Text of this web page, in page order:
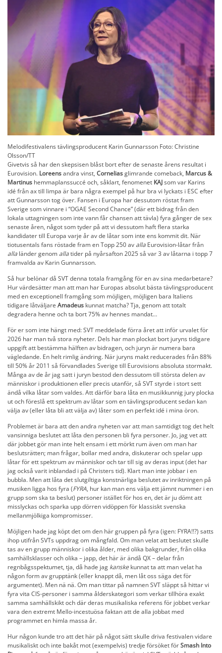
Melodifestivalens tävlingsproducent Karin Gunnarsson Foto: Christine
Olsson/TT
Givetvis så har den skepsisen blåst bort efter de senaste årens resultat i
Eurovision. Loreensandra vinst, Corneliasglimrande comeback, Marcus &
Martinus hemmaplanssuccé och, såklart, fenomenet KAJsom var Karins
idé från ax till limpa är bara några exempel på hur bra vi lyckats i ESC efter
att Gunnarsson tog över. Fansen i Europa har dessutom röstat fram
Sverige som vinnare i “OGAE Second Chance” (där ett bidrag från den
lokala uttagningen som inte vann får chansen att tävla) fyra gånger de sex
senaste åren, något som tyder på att vi dessutom haft flera starka
kandidater till Europa varje år av de låtar som inte ens kommit dit. När
tiotusentals fans röstade fram en Topp 250 av alla Eurovision-låtar från
alla länder genom allatider på nyårsafton 2025 så var 3 av låtarna i topp 7
framvalda av Karin Gunnarsson.
Så hur belönar då SVT denna totala framgång för en av sina medarbetare?
Hur värdesätter man att man har Europas absolut bästa tävlingsproducent
med en exceptionell framgång som möjligen, möjligen bara Italiens
tidigare låtväljare Amadeus kunnat matcha? Tja, genom att totalt
degradera henne och ta bort 75% av hennes mandat…
För er som inte hängt med: SVT meddelade förra året att inför urvalet för
2026 har man två stora nyheter. Dels har man plockat bort juryns tidigare
uppgift att bestämma hälften av bidragen, och juryn är numera bara
vägledande. En helt rimlig ändring. När juryns makt reducerades från 88%
till 50% år 2011 så förvandlades Sverige till Eurovisions absoluta stormakt.
Många av de år jag satt i juryn bestod den dessutom till största delen av
människor i produktionen eller precis utanför, så SVT styrde i stort sett
ändå vilka låtar som valdes. Att därför bara låta en musikkunnig jury plocka
ut och föreslå ett spektrum av låtar som en tävlingsproducent sedan kan
välja av (eller låta bli att välja av) låter som en perfekt idé i mina öron.
Problemet är bara att den andra nyheten var att man samtidigt tog det helt
vansinniga beslutet att låta den personen bli fyra personer. Jo, jag vet att
där jobbet gör man inte helt ensam i ett mörkt rum även om man har
beslutsrätten; man frågar, bollar med andra, diskuterar och spelar upp
låtar för ett spektrum av människor och tar till sig av deras input (det har
jag också varit inblandad i på Christers tid). Klart man inte jobbar i en
bubbla. Men att låta det slutgiltiga konstnärliga beslutet av inriktningen på
musiken ligga hos fyra (FYRA, hur kan man ens välja ett jämnt nummer i en
grupp som ska ta beslut) personer istället för hos en, det är ju dömt att
misslyckas och sparka upp dörren vidöppen för klassiskt svenska
mellanmjölkiga kompromisser.
Möjligen hade jag köpt det om den här gruppen på fyra (igen: FYRA!!?) satts
ihop utifrån SVTs uppdrag om mångfald. Om man velat att beslutet skulle
tas av en grupp människor i olika ålder, med olika bakgrunder, från olika
samhällsklasser och olika – japp, det här är ändå QX – delar från
regnbågsspektumet, tja, då hade jag kanske kunnat ta att man velat ha
någon form av grupptänk (eller knappt då, men låt oss säga det för
argumentet). Men nä nä. Om man tittar på namnen SVT släppt så hittar vi
fyra vita CIS-personer i samma ålderskategori som verkar tillhöra exakt
samma samhällskikt och där deras musikaliska referens för jobbet verkar
vara den extremt Mello-incestuösa faktan att de alla jobbat med
programmet en himla massa år.
Hur någon kunde tro att det här på något sätt skulle driva festivalen vidare
musikaliskt och inte bakåt mot (exempelvis) tredje försöket förSmash Into